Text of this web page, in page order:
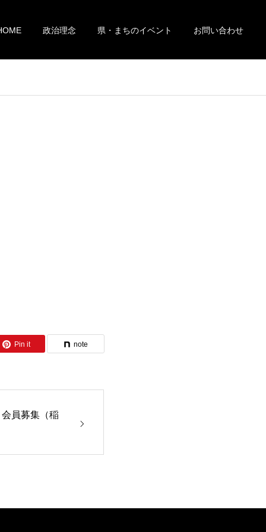
政治理念 県・まちのイベント お問い合わせ
Pin it note
員募集（稲